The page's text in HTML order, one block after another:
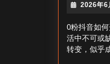
2026年6
0粉抖音如
活中不可或
转变，似乎